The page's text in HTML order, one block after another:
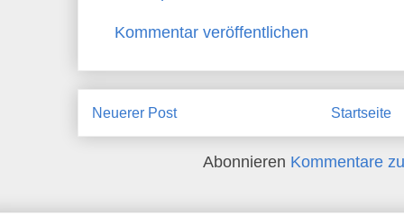
Kommentar veröffentlichen
Neuerer Post Startseite
Abonnieren Kommentare